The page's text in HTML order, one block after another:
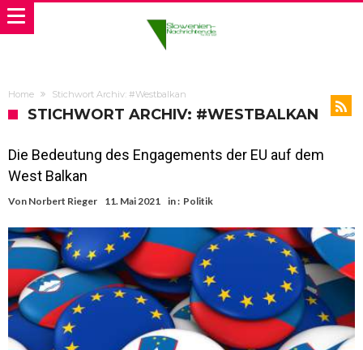
Home Stichwort Archiv: #Westbalkan
STICHWORT ARCHIV: #WESTBALKAN
Die Bedeutung des Engagements der EU auf dem
West Balkan
Von Norbert Rieger 11. Mai 2021 in : Politik